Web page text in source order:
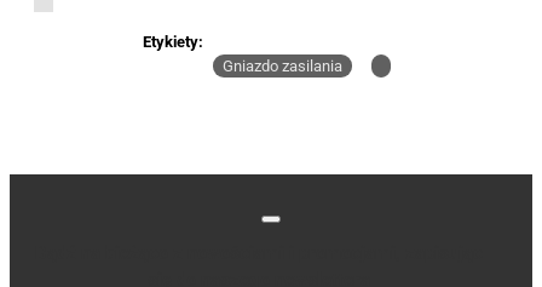
Etykiety:
Gniazdo zasilania